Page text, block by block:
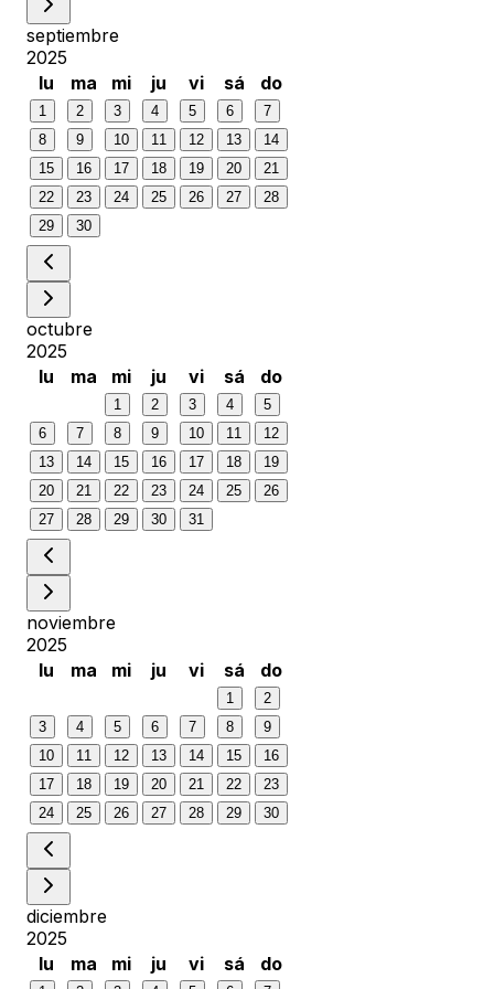
septiembre
2025
lu
ma mi ju vi sá do
1 2 3 4 5 6
7
8
9 10 11 12 13
14
15
16 17 18 19 20
21
22
23 24 25 26 27
28
29
30
octubre
2025
lu
ma mi ju vi sá do
1 2 3 4
5
6
7 8 9 10 11
12
13
14 15 16 17 18
19
20
21 22 23 24 25
26
27
28 29 30 31
noviembre
2025
lu
ma mi ju vi sá do
1
2
3
4 5 6 7 8
9
10
11 12 13 14 15
16
17
18 19 20 21 22
23
24
25 26 27 28 29 30
diciembre
2025
lu
ma mi ju vi sá do